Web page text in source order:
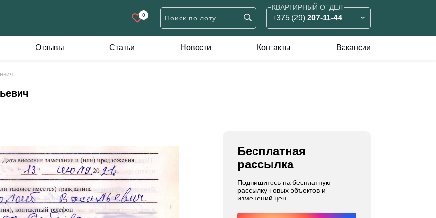
0
КВАРТИРНЫЙ ОТДЕЛ
+375 (29) 207-11-44
ЗЕМЕЛЬНЫЙ ОТДЕЛ
+375 (29)
826-90-05
Отзывы Статьи Новости Контакты Вакансии
Бесплатная
рассылка
Подпишитесь на бесплатную
рассылку новых объектов и
изменений цен